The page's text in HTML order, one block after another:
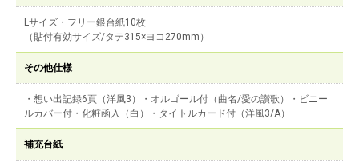
Lサイズ・フリー銀台紙10枚
（貼付有効サイズ/タテ315×ヨコ270mm）
その他仕様
・想い出記録6頁（洋風3）・オルゴール付（曲名/愛の讃歌）・ビニー
ルカバー付・化粧函入（白）・タイトルカード付（洋風3/A）
補充台紙